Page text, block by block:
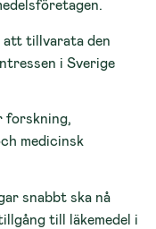
att tillvarata den
i Sverige
forskning,
medicinsk
snabbt ska nå
till läkemedel i